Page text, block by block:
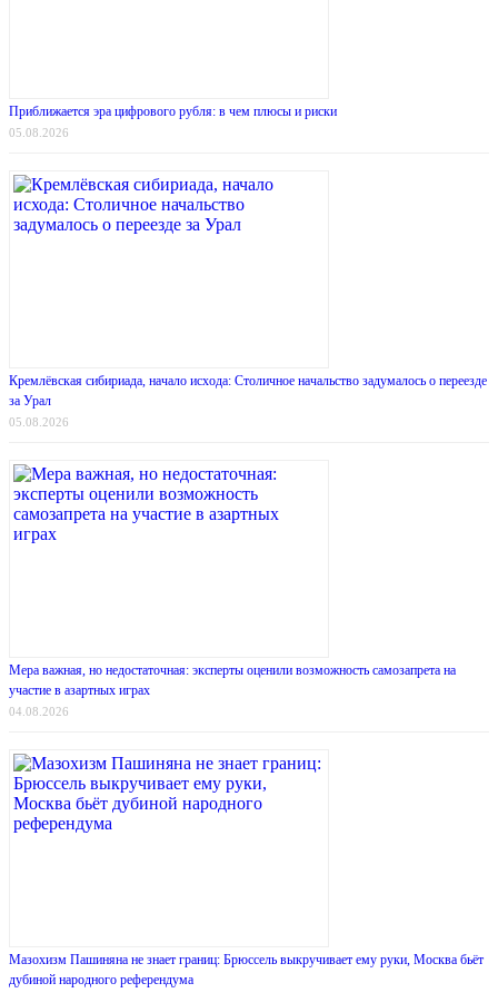
Приближается эра цифрового рубля: в чем плюсы и риски
05.08.2026
Кремлёвская сибириада, начало исхода: Столичное начальство задумалось о переезде
за Урал
05.08.2026
Мера важная, но недостаточная: эксперты оценили возможность самозапрета на
участие в азартных играх
04.08.2026
Мазохизм Пашиняна не знает границ: Брюссель выкручивает ему руки, Москва бьёт
дубиной народного референдума